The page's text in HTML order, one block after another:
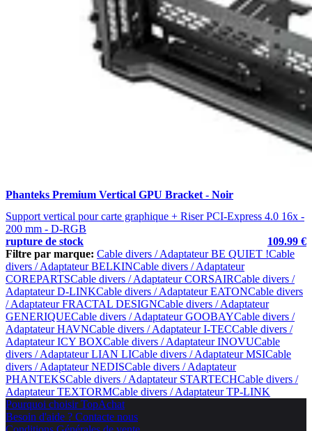
Phanteks Premium Vertical GPU Bracket - Noir
Support vertical pour carte graphique + Riser PCI-Express 4.0 16x -
200 mm - D-RGB
rupture de stock
109.99 €
Filtre par marque: Cable divers / Adaptateur BE QUIET !Cable
divers / Adaptateur BELKINCable divers / Adaptateur
COREPARTSCable divers / Adaptateur CORSAIRCable divers /
Adaptateur D-LINKCable divers / Adaptateur EATONCable divers
/ Adaptateur FRACTAL DESIGNCable divers / Adaptateur
GENERIQUECable divers / Adaptateur GOOBAYCable divers /
Adaptateur HAVNCable divers / Adaptateur I-TECCable divers /
Adaptateur ICY BOXCable divers / Adaptateur INOVUCable
divers / Adaptateur LIAN LICable divers / Adaptateur MSICable
divers / Adaptateur NEDISCable divers / Adaptateur
PHANTEKSCable divers / Adaptateur STARTECHCable divers /
Adaptateur TEXTORMCable divers / Adaptateur TP-LINK
Pourquoi choisir TopAchat
Besoin d'aide ? Contacte nous